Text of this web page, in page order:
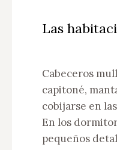
Las
Cabeceros
capitoné,
cobijarse en
En los
pequeños